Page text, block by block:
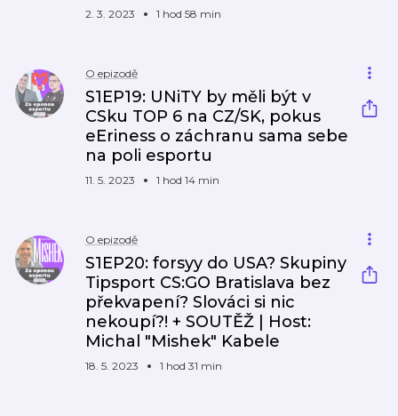
2. 3. 2023 1 hod 58 min
O epizodě
S1EP19: UNiTY by měli být v
CSku TOP 6 na CZ/SK, pokus
eEriness o záchranu sama sebe
na poli esportu
11. 5. 2023 1 hod 14 min
O epizodě
S1EP20: forsyy do USA? Skupiny
Tipsport CS:GO Bratislava bez
překvapení? Slováci si nic
nekoupí?! + SOUTĚŽ | Host:
Michal "Mishek" Kabele
18. 5. 2023 1 hod 31 min